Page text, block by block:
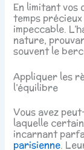
En limitant vos
temps
impeccable.
nature,
souvent le
Appliquer les
l’équilibre
Vous avez
laquelle
incarnant
parisienne.